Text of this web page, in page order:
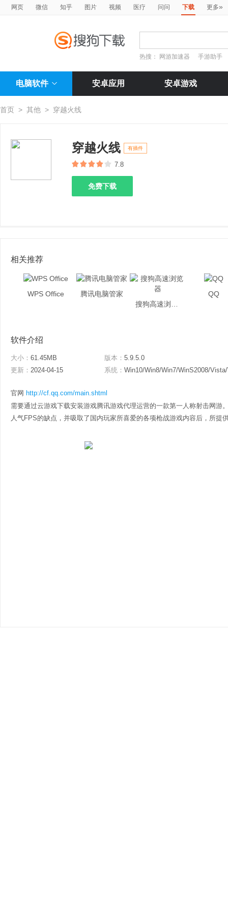
网页 微信 知乎 图片 视频 医疗 问问 下载 更多»
热搜： 网游加速器 手游助手
电脑软件 安卓应用 安卓游戏
首页 > 其他 > 穿越火线
穿越火线 有插件
7.8
免费下载
相关推荐
WPS Office
腾讯电脑管家
QQ
软件介绍
大小： 61.45MB 版本： 5.9.5.0
更新： 2024-04-15 系统： Win10/Win8/Win7/WinS2008/
官网 http://cf.qq.com/main.shtml
需要通过云游戏下载安装游戏腾讯游戏代理运营的一款第一人称射击网游
人气FPS的缺点，并吸取了国内玩家所喜爱的各项枪战游戏内容后，所提